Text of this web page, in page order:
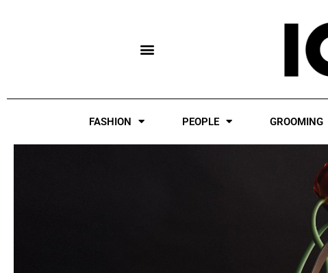
FASHION PEOPLE GROOMING